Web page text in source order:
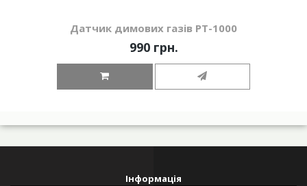
Датчик димових газів РТ-1000
990 грн.
Інформація